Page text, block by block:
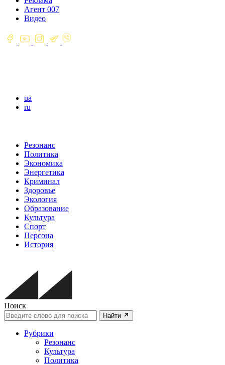
Агент 007
Видео
ua
ru
Резонанс
Политика
Экономика
Энергетика
Криминал
Здоровье
Экология
Образование
Культура
Спорт
Персона
История
Поиск
Найти
Рубрики
Резонанс
Культура
Политика